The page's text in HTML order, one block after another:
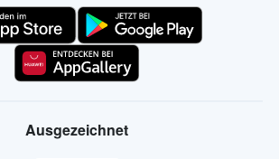
Ausgezeichnet